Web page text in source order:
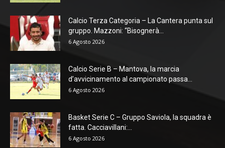
Calcio Terza Categoria – La Cantera punta sul
gruppo. Mazzoni: “Bisognerà...
6 Agosto 2026
Calcio Serie B – Mantova, la marcia
d’avvicinamento al campionato passa...
6 Agosto 2026
Basket Serie C – Gruppo Saviola, la squadra è
fatta. Cacciavillani:...
6 Agosto 2026